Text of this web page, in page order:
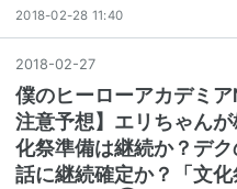
2018-02-28 11:40
2018-02-27
僕のヒーローアカデミ
注意予想】エリちゃん
化祭準備は継続か？デ
話に継続確定か？「文